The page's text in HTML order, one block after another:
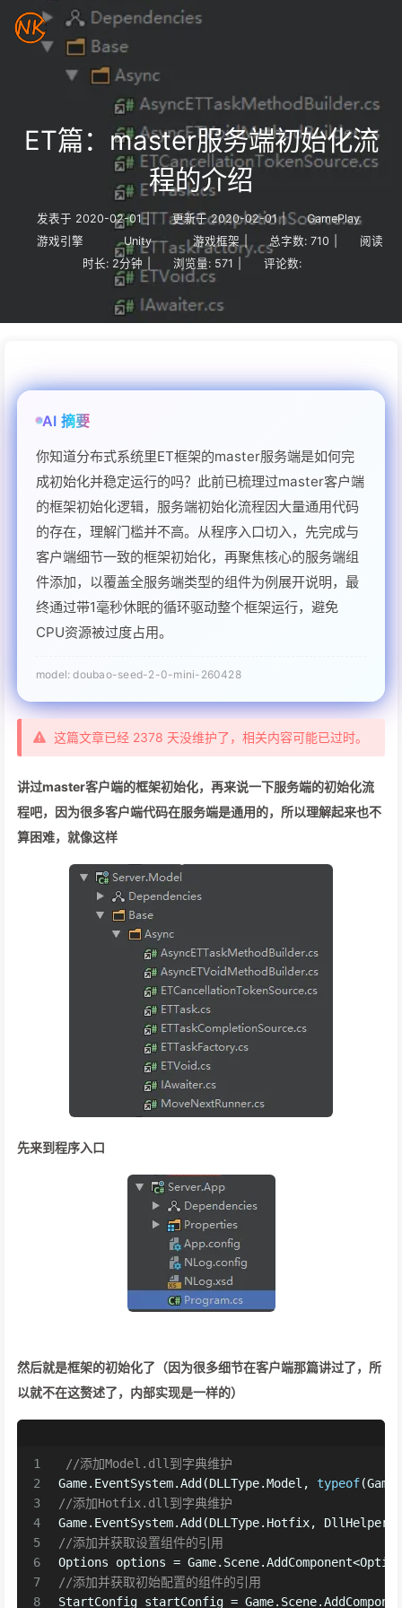
ET篇：master服务端初始化流
程的介绍
发表于 2020-02-01 | 更新于 2020-02-01 |
GamePlay
游戏引擎
Unity 游戏框架 总字数: 710
阅读
时长: 2分钟 浏览量: 571 评论数:
这篇文章已经 2378 天没维护了，相关内容可能已过时。
讲过master客户端的框架初始化，再来说一下服务端的初始化流
程吧，因为很多客户端代码在服务端是通用的，所以理解起来也不
算困难，就像这样
先来到程序入口
然后就是框架的初始化了（因为很多细节在客户端那篇讲过了，所
以就不在这赘述了，内部实现是一样的）
1
2
3
4
5
6
7
8
//添加Model.dll到字典维护
Game.EventSystem.Add(DLLType.Model, typeof
//添加Hotfix.dll到字典维护
Game.EventSystem.Add(DLLType.Hotfix,
//添加并获取设置组件的引用
Options options =
//添加并获取初始配置的组件的引用
StartConfig startConfig =